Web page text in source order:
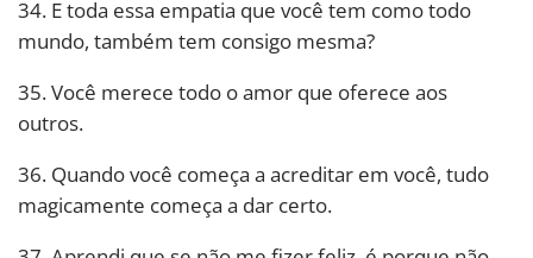
34. E toda essa empatia que você tem como todo
mundo, também tem consigo mesma?
35. Você merece todo o amor que oferece aos
outros.
36. Quando você começa a acreditar em você, tudo
magicamente começa a dar certo.